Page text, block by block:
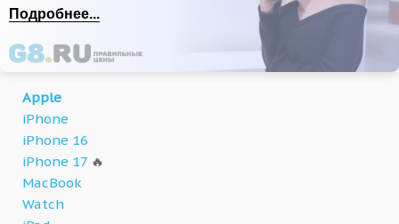
Подробнее...
Apple
iPhone
iPhone 16
iPhone 17 🔥
MacBook
Watch